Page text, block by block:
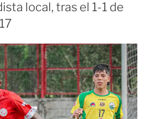
local, tras el 1-1 de